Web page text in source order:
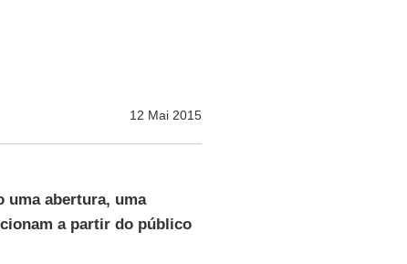
12 Mai 2015
uma abertura, uma
a partir do público